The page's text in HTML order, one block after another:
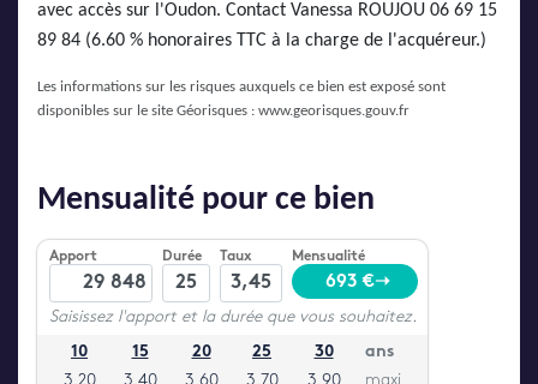
avec accès sur l'Oudon. Contact Vanessa ROUJOU 06 69 15
89 84 (6.60 % honoraires TTC à la charge de l'acquéreur.)
Les informations sur les risques auxquels ce bien est exposé sont
disponibles sur le site Géorisques : www.georisques.gouv.fr
Mensualité pour ce bien